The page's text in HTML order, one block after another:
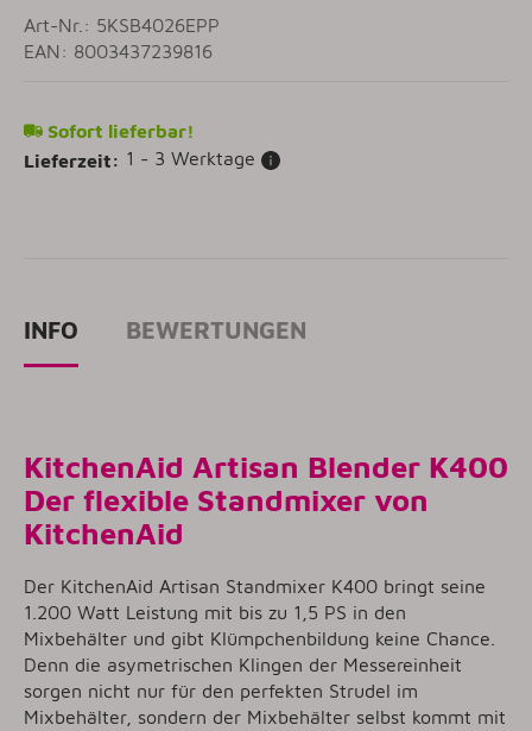
Art-Nr.: 5KSB4026EPP
EAN: 8003437239816
Sofort lieferbar!
Lieferzeit: 1 - 3 Werktage
INFO BEWERTUNGEN
KitchenAid Artisan Blender K400
Der flexible Standmixer von
KitchenAid
Der KitchenAid Artisan Standmixer K400 bringt seine
1.200 Watt Leistung mit bis zu 1,5 PS in den
Mixbehälter und gibt Klümpchenbildung keine Chance.
Denn die asymetrischen Klingen der Messereinheit
sorgen nicht nur für den perfekten Strudel im
Mixbehälter, sondern der Mixbehälter selbst kommt mit